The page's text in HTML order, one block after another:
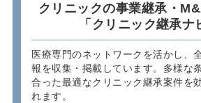
クリニックの事業継承・
「クリニック継承ナ
医療専門のネットワークを活かし、
報を収集・掲載しています。多様な
合った最適なクリニック継承案件を
れます。